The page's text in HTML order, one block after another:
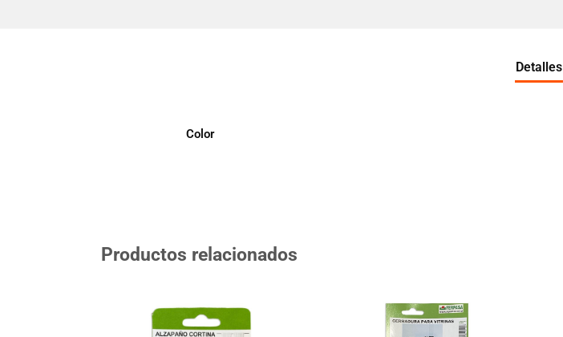
Detalles
Color
Productos relacionados